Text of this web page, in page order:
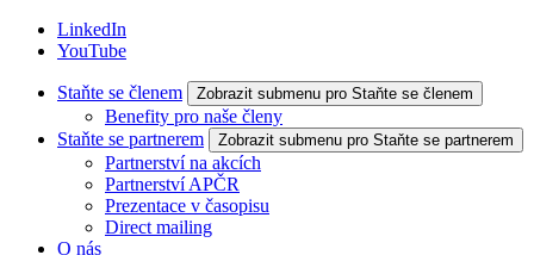
LinkedIn
YouTube
Staňte se členem Zobrazit submenu pro Staňte se členem
Benefity pro naše členy
Staňte se partnerem
Zobrazit submenu pro Staňte se partnerem
Partnerství na akcích
Partnerství APČR
Prezentace v časopisu
Direct mailing
O nás